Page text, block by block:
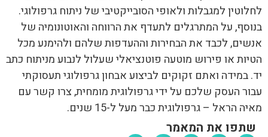
לחלוטין למגבלות ולאופי הסובייקטיבי של ניתוח גרפולוגי.
בנוסף, על המתרגלים לתעדף את הרווחה והאוטונומיה של
אנשים, לכבד את הבחירות וההעדפות שלהם ולהימנע מכל
הטיות או פירוש מוטעה פוטנציאלי שעלול לנבוע מניתוח כתב
יד. במידה ואתם זקוקים לביצוע אבחון גרפולוגי תעסוקתי
עבור העסק שלכם על ידי גרפולוגית מומחית, צרו קשר עם
מאיה הראל – גרפולוגית כבר מעל ל-15 שנים.
שתפו את המאמר